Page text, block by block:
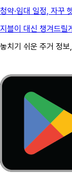
청약·임대 일정, 자꾸
지블이 대신 챙겨드릴
놓치기 쉬운 주거 정